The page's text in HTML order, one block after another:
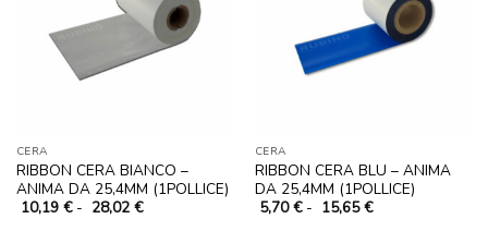
CERA
RIBBON CERA BIANCO –
ANIMA DA 25,4MM (1POLLICE)
10,19 € - 28,02 €Fascia
CERA
RIBBON CERA BLU – ANIMA
DA 25,4MM (1POLLICE)
5,70€ - 15,65€Fascia